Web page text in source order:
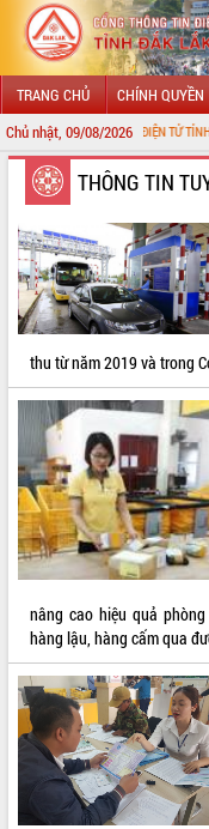
TRANG CHỦ CHÍNH QUYỀN
Chủ nhật, 09/08/2026
TIN ĐIỆN TỬ TỈNH ĐẮK LẮK
GIỚI THIỆU
LÃNH ĐẠO UBND TỈNH
TIN TỨC SỰ KIỆN
SỞ, BAN, NGÀNH
UBND CÁC XÃ, PHƯỜNG
THÔNG TIN CHỈ ĐẠO ĐIỀU HÀNH
HỆ THỐNG VĂN BẢN
VĂN BẢN HĐND TỈNH
ĐIỂM TIN VĂN BẢN
QUY HOẠCH - KẾ HOẠCH
THÔNG TIN
thu từ năm 2019 và trong
nâng cao hiệu quả
hàng lậu, hàng cấm qua